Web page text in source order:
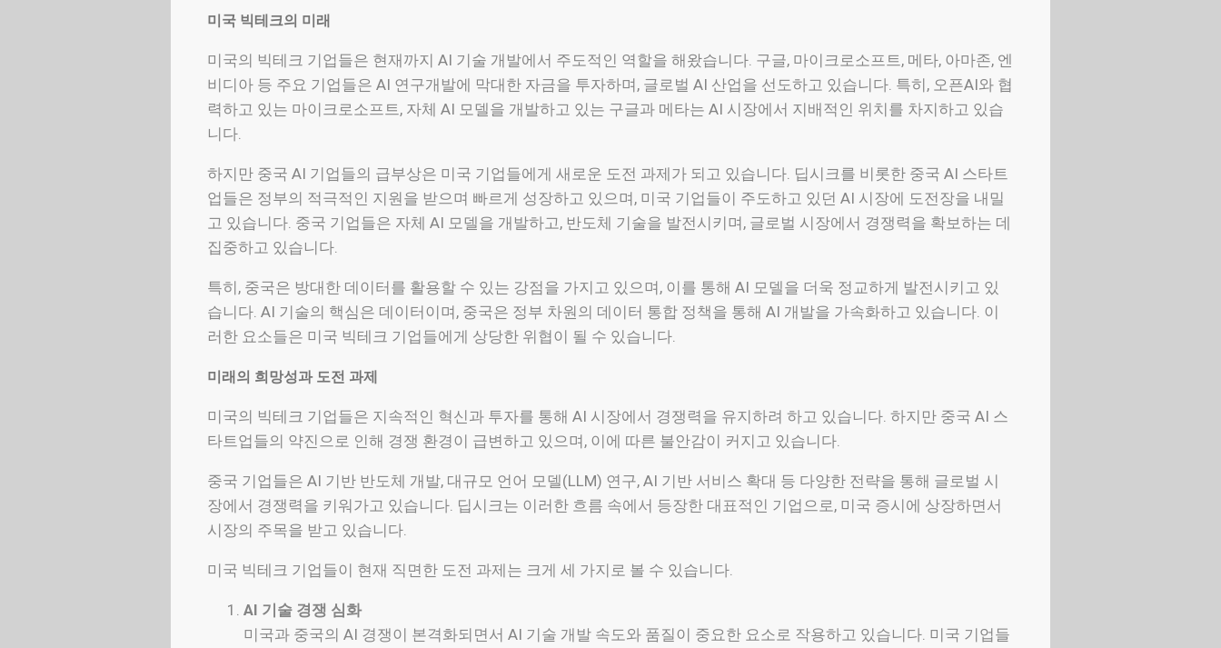
미국 빅테크의 미래
미국의 빅테크 기업들은 현재까지 AI 기술 개발에서 주도적인 역할을 해왔습니다. 구글, 마이크로소프트, 메타, 아마존, 엔
비디아 등 주요 기업들은 AI 연구개발에 막대한 자금을 투자하며, 글로벌 AI 산업을 선도하고 있습니다. 특히, 오픈AI와 협
력하고 있는 마이크로소프트, 자체 AI 모델을 개발하고 있는 구글과 메타는 AI 시장에서 지배적인 위치를 차지하고 있습
니다.
하지만 중국 AI 기업들의 급부상은 미국 기업들에게 새로운 도전 과제가 되고 있습니다. 딥시크를 비롯한 중국 AI 스타트
업들은 정부의 적극적인 지원을 받으며 빠르게 성장하고 있으며, 미국 기업들이 주도하고 있던 AI 시장에 도전장을 내밀
고 있습니다. 중국 기업들은 자체 AI 모델을 개발하고, 반도체 기술을 발전시키며, 글로벌 시장에서 경쟁력을 확보하는 데
집중하고 있습니다.
특히, 중국은 방대한 데이터를 활용할 수 있는 강점을 가지고 있으며, 이를 통해 AI 모델을 더욱 정교하게 발전시키고 있
습니다. AI 기술의 핵심은 데이터이며, 중국은 정부 차원의 데이터 통합 정책을 통해 AI 개발을 가속화하고 있습니다. 이
러한 요소들은 미국 빅테크 기업들에게 상당한 위협이 될 수 있습니다.
미래의 희망성과 도전 과제
미국의 빅테크 기업들은 지속적인 혁신과 투자를 통해 AI 시장에서 경쟁력을 유지하려 하고 있습니다. 하지만 중국 AI 스
타트업들의 약진으로 인해 경쟁 환경이 급변하고 있으며, 이에 따른 불안감이 커지고 있습니다.
중국 기업들은 AI 기반 반도체 개발, 대규모 언어 모델(LLM) 연구, AI 기반 서비스 확대 등 다양한 전략을 통해 글로벌 시
장에서 경쟁력을 키워가고 있습니다. 딥시크는 이러한 흐름 속에서 등장한 대표적인 기업으로, 미국 증시에 상장하면서
시장의 주목을 받고 있습니다.
미국 빅테크 기업들이 현재 직면한 도전 과제는 크게 세 가지로 볼 수 있습니다.
AI 기술 경쟁 심화
미국과 중국의 AI 경쟁이 본격화되면서 AI 기술 개발 속도와 품질이 중요한 요소로 작용하고 있습니다. 미국 기업들